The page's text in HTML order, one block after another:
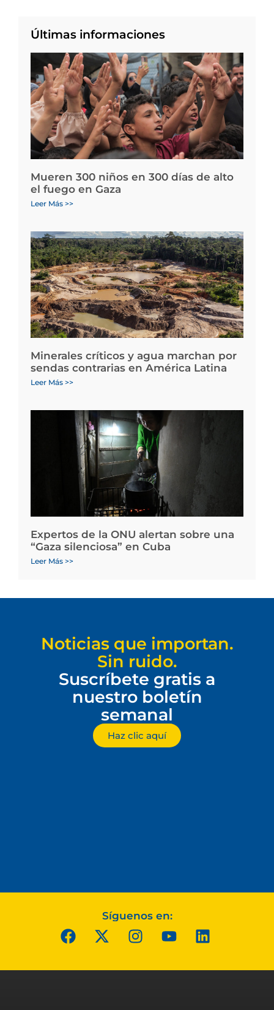
Últimas informaciones
Mueren 300 niños en 300 días de alto
el fuego en Gaza
Leer Más >>
Minerales críticos y agua marchan por
sendas contrarias en América Latina
Leer Más >>
Expertos de la ONU alertan sobre una
“Gaza silenciosa” en Cuba
Leer Más >>
Noticias que importan.
Sin ruido.
Suscríbete gratis a
nuestro boletín
semanal
Haz clic aquí
Síguenos en: